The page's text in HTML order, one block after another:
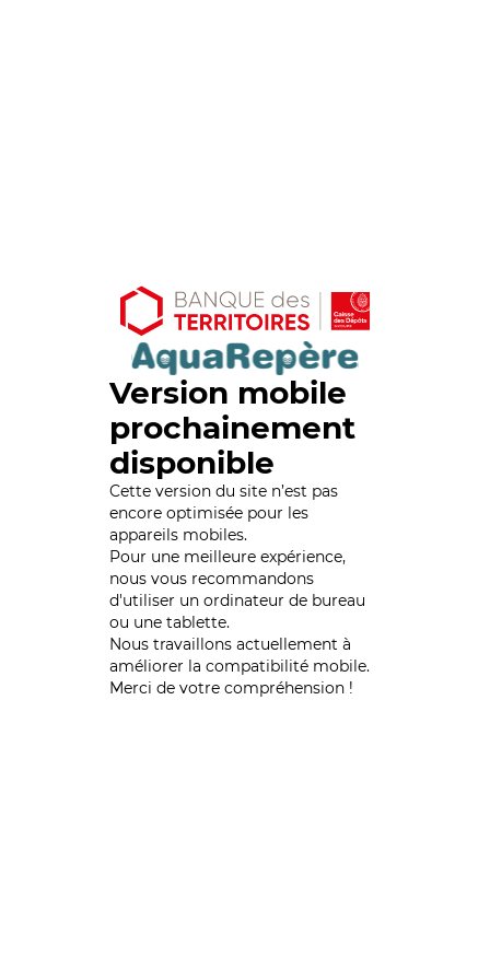
Version mobile
prochainement
disponible
Cette version du site n’est pas
encore optimisée pour les
appareils mobiles.
Pour une meilleure expérience,
nous vous recommandons
d'utiliser un ordinateur de bureau
ou une tablette.
Nous travaillons actuellement à
améliorer la compatibilité mobile.
Merci de votre compréhension !